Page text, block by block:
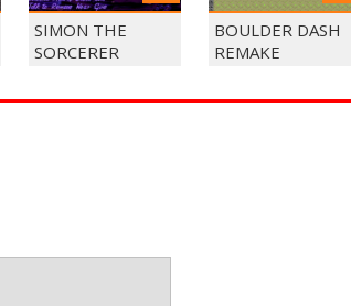
SIMON THE
SORCERER
BOULDER DASH
REMAKE